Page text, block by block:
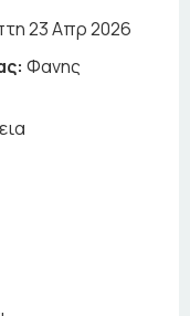
23 Απρ 2026
Φανης